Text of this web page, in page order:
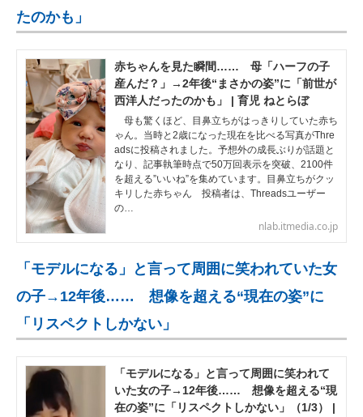
たのかも」
赤ちゃんを見た瞬間…… 母「ハーフの子
産んだ？」→2年後“まさかの姿”に「前世が
西洋人だったのかも」 | 育児 ねとらぼ
母も驚くほど、目鼻立ちがはっきりしていた赤ち
ゃん。当時と2歳になった現在を比べる写真がThre
adsに投稿されました。予想外の成長ぶりが話題と
なり、記事執筆時点で50万回表示を突破、2100件
を超える”いいね”を集めています。目鼻立ちがクッ
キリした赤ちゃん 投稿者は、Threadsユーザー
の…
nlab.itmedia.co.jp
「モデルになる」と言って周囲に笑われていた女
の子→12年後…… 想像を超える“現在の姿”に
「リスペクトしかない」
「モデルになる」と言って周囲に笑われて
いた女の子→12年後…… 想像を超える“現
在の姿”に「リスペクトしかない」（1/3） |